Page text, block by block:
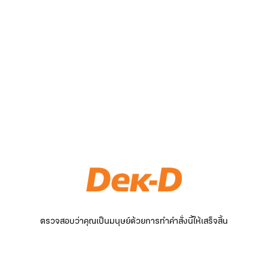
ตรวจสอบว่าคุณเป็นมนุษย์ด้วยการทำคำสั่งนี้ให้เสร็จสิ้น